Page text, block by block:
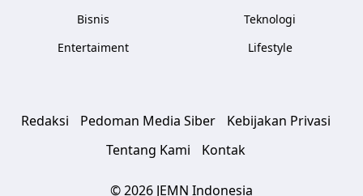
Bisnis
Entertaiment
Teknologi
Lifestyle
Redaksi Pedoman Media Siber
Kebijakan Privasi
Tentang Kami
Kontak
© 2026 JEMN Indonesia